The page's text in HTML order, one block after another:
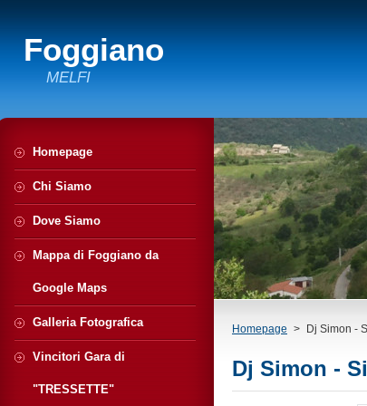
Foggiano
MELFI
Homepage > Dj Simon -
Dj Simon -
Homepage
Chi Siamo
Dove Siamo
Mappa di Foggiano da
Google Maps
Galleria Fotografica
Vincitori Gara di
"TRESSETTE"